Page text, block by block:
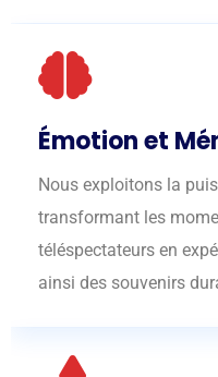
Émotion et
Nous exploitons la
transformant les
téléspectateurs en
ainsi des souvenirs